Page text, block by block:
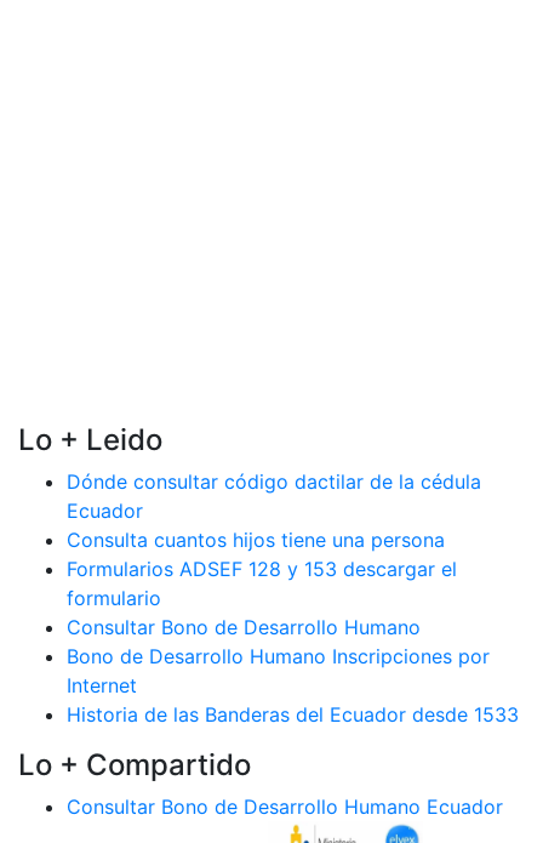
Lo + Leido
Dónde consultar código dactilar de la cédula
Ecuador
Consulta cuantos hijos tiene una persona
Formularios ADSEF 128 y 153 descargar el
formulario
Consultar Bono de Desarrollo Humano
Bono de Desarrollo Humano Inscripciones por
Internet
Historia de las Banderas del Ecuador desde 1533
Lo + Compartido
Consultar Bono de Desarrollo Humano Ecuador